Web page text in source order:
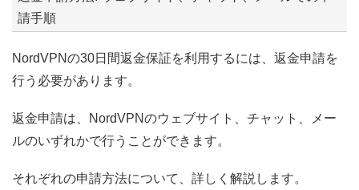
請手順
NordVPNの30日間返金保証を利用するには、返金申請を
行う必要があります。
返金申請は、NordVPNのウェブサイト、チャット、メー
ルのいずれかで行うことができます。
それぞれの申請方法について、詳しく解説します。